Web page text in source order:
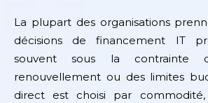
La plupart des organisations
décisions de financement IT
souvent sous la contrainte
renouvellement ou des limites
direct est choisi par